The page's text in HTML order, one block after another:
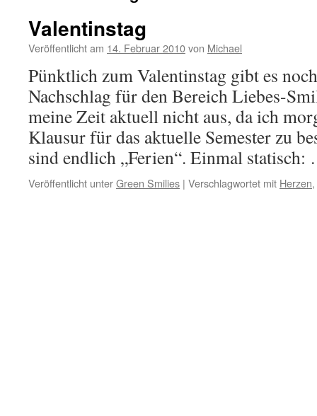
Valentinstag
Veröffentlicht am 14. Februar 2010von Michael
Pünktlich zum Valentinstag gibt es
Nachschlag für den Bereich Liebes-
meine Zeit aktuell nicht aus, da ich
Klausur für das aktuelle Semester zu
sind endlich „Ferien“. Einmal
Veröffentlicht unterGreen Smilies | Verschlagwortet mit Herzen,